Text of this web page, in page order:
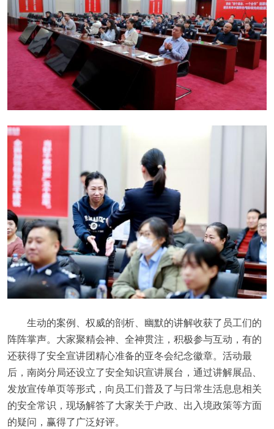
生动的案例、权威的剖析、幽默的讲解收获了员工们的
阵阵掌声。大家聚精会神、全神贯注，积极参与互动，有的
还获得了安全宣讲团精心准备的亚冬会纪念徽章。活动最
后，南岗分局还设立了安全知识宣讲展台，通过讲解展品、
发放宣传单页等形式，向员工们普及了与日常生活息息相关
的安全常识，现场解答了大家关于户政、出入境政策等方面
的疑问，赢得了广泛好评。